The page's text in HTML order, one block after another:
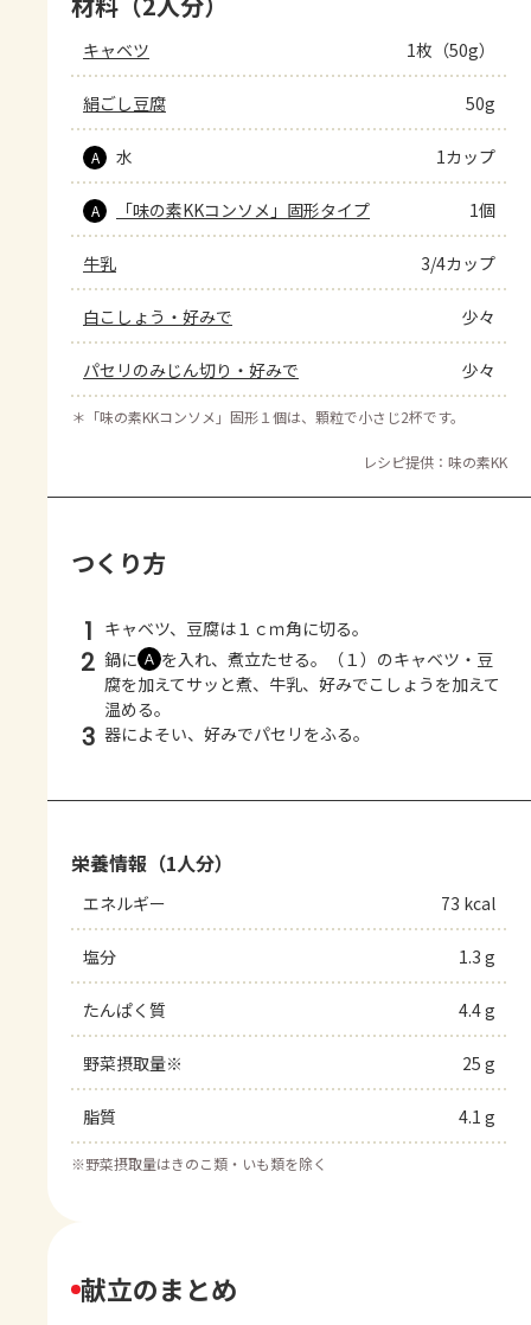
キャベツ 1枚（50g）
絹ごし豆腐 50g
A 水 1カップ
A 「味の素KKコンソメ」固形タイプ 1個
牛乳 3/4カップ
白こしょう・好みで 少々
パセリのみじん切り・好みで 少々
＊ 「味の素KKコンソメ」固形１個は、顆粒で小さじ2杯です。
レシピ提供：味の素KK
つくり方
1 キャベツ、豆腐は１ｃｍ角に切る。
2 鍋に Ａ を入れ、煮立たせる。（１）のキャベツ・豆
腐を加えてサッと煮、牛乳、好みでこしょうを加えて
温める。
3 器によそい、好みでパセリをふる。
栄養情報（1人分）
エネルギー 73 kcal
塩分 1.3 g
たんぱく質 4.4 g
野菜摂取量※ 25 g
脂質 4.1 g
※野菜摂取量はきのこ類・いも類を除く
献立のまとめ